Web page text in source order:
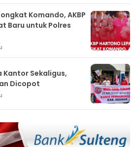
Komando, AKBP
Baru untuk Polres
Sertijab Kapolres
Kantor Sekaligus,
Dicopot